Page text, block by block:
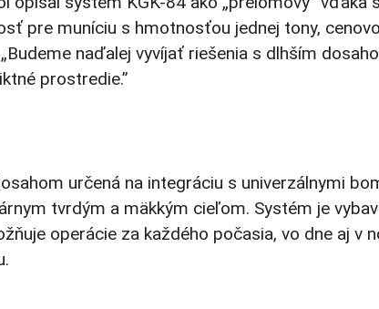
pre muníciu s hmotnosťou jednej tony,
naďalej vyvíjať riešenia s dlhším
prostredie.”
určená na integráciu s univerzálnymi
tvrdým a mäkkým cieľom. Systém je
operácie za každého počasia, vo dne aj